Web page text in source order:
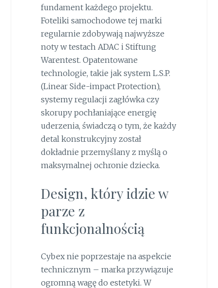
fundament każdego projektu.
Foteliki samochodowe tej marki
regularnie zdobywają najwyższe
noty w testach ADAC i Stiftung
Warentest. Opatentowane
technologie, takie jak system L.S.P.
(Linear Side-impact Protection),
systemy regulacji zagłówka czy
skorupy pochłaniające energię
uderzenia, świadczą o tym, że każdy
detal konstrukcyjny został
dokładnie przemyślany z myślą o
maksymalnej ochronie dziecka.
Design, który idzie w
parze z
funkcjonalnością
Cybex nie poprzestaje na aspekcie
technicznym – marka przywiązuje
ogromną wagę do estetyki. W